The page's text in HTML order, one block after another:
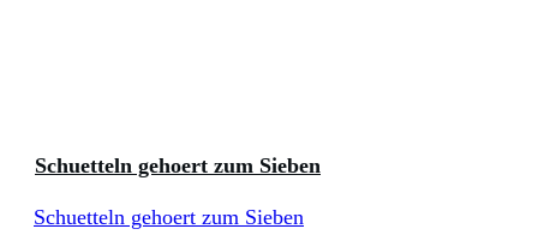
Schuetteln gehoert zum Sieben
Schuetteln gehoert zum Sieben